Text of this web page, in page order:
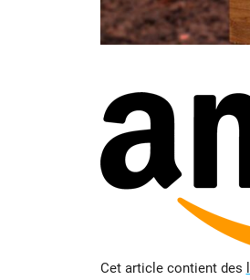
Cet article contient des